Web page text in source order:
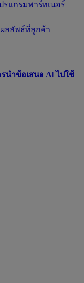
รแกรมพาร์ทเนอร์
ผลลัพธ์ที่ลูกค้า
รนำข้อเสนอ Al ไปใช้